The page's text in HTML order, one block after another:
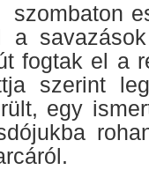
szombaton
a
fogtak el a
szerint
egy